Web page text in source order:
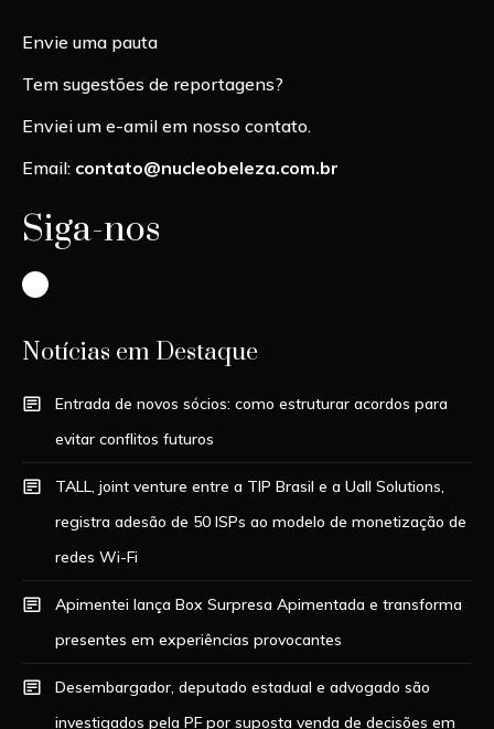
Envie uma pauta
Tem sugestões de reportagens?
Enviei um e-amil em nosso contato.
Email: contato@nucleobeleza.com.br
Siga-nos
Instagram
Notícias em Destaque
Entrada de novos sócios: como estruturar acordos para
evitar conflitos futuros
TALL, joint venture entre a TIP Brasil e a Uall Solutions,
registra adesão de 50 ISPs ao modelo de monetização de
redes Wi-Fi
Apimentei lança Box Surpresa Apimentada e transforma
presentes em experiências provocantes
Desembargador, deputado estadual e advogado são
investigados pela PF por suposta venda de decisões em